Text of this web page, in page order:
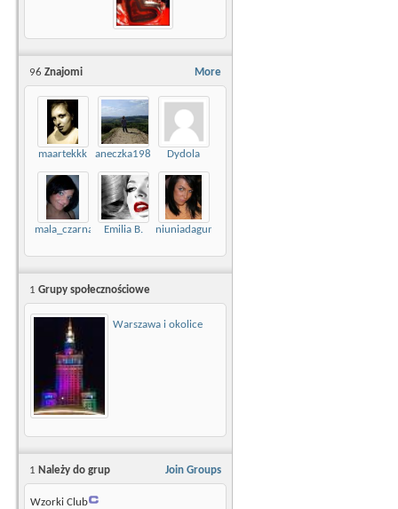
More
96 Znajomi
maartekkk aneczka19895 Dydola
mala_czarna88Emilia B. niuniadagunia
1 Grupy społecznościowe
Warszawa i okolice
Join Groups
1 Należy do grup
Wzorki Club